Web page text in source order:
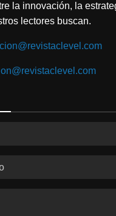
la innovación, la
lectores buscan.